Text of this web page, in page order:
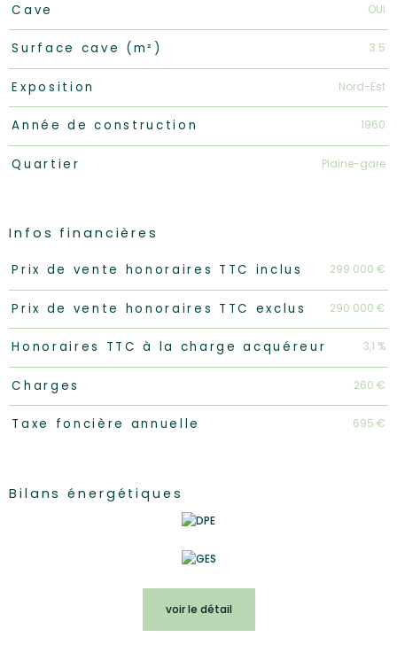
Cave OUI
Surface cave (m²) 3.5
Exposition Nord-Est
Année de construction 1960
Quartier Plaine-gare
Infos financières
Caractéristiques Valeurs
Prix de vente honoraires TTC inclus 299 000 €
Prix de vente honoraires TTC exclus 290 000 €
Honoraires TTC à la charge acquéreur 3,1 %
Charges 260 €
Taxe foncière annuelle 695 €
Bilans énergétiques
voir le détail